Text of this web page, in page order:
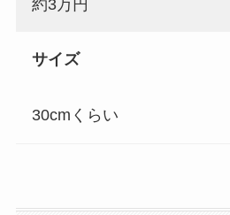
約3万円
サイズ
30cmくらい